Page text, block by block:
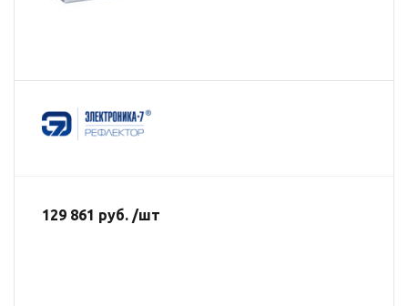
129 861 руб. /шт